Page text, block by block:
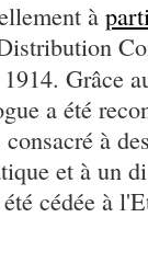
à
Grâce
a été
à
et à un
cédée à